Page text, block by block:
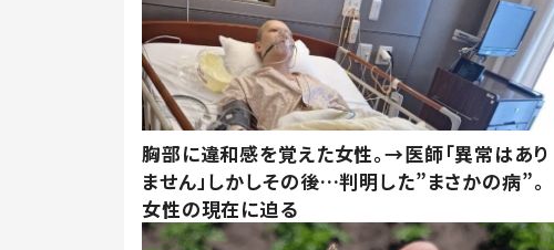
胸部に違和感を覚えた女性。→医師「異常はあり
ません」しかしその後…判明した”まさかの病”。
女性の現在に迫る